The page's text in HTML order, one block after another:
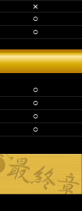
×
○
○
○
○
○
○